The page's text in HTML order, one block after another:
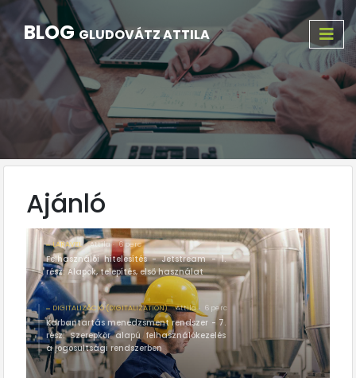
BLOGGLUDOVÁTZ ATTILA
Ajánló
LARAVEL Attila 6 perc
Felhasználói hitelesítés - Jetstream - 1.
rész: Alapok, telepítés, első használat
DIGITALIZÁCIÓ (DIGITALIZATION) Attila 6 perc
Karbantartás menedzsment rendszer - 7.
rész: Szerepkör alapú felhasználókezelés
a jogosultsági rendszerben